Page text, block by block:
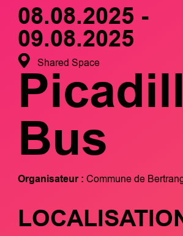
08.08.2025 -
09.08.2025
Shared Space
Bus
Organisateur : Commune de